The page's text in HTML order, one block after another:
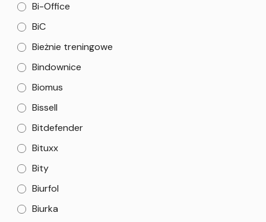
Bi-Office
BiC
Bieżnie treningowe
Bindownice
Biomus
Bissell
Bitdefender
Bituxx
Bity
Biurfol
Biurka